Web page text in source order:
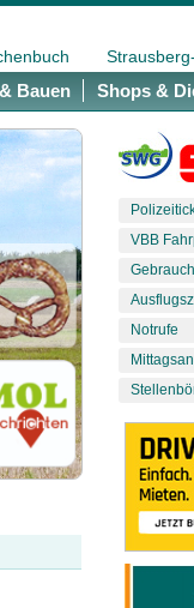
Bauen Shops &
VBB
Notrufe